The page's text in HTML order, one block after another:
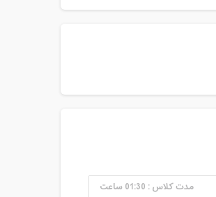
مدت کلاس : 01:30 ساعت